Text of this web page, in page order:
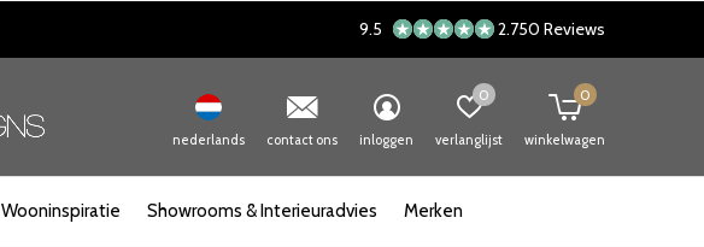
Wooninspiratie Showrooms & Interieuradvies Merken
nederlands contact ons inloggen verlanglijst
0
winkelwagen
0
9.5 2.750 Reviews